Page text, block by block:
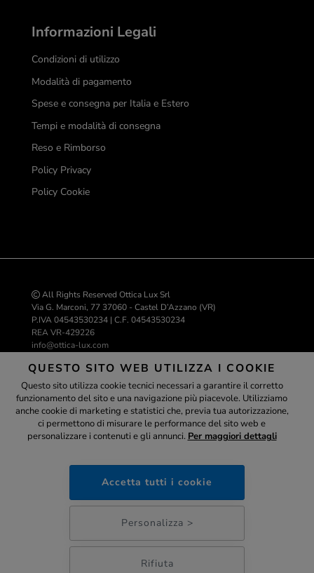
Informazioni Legali
Condizioni di utilizzo
Modalità di pagamento
Spese e consegna per Italia e Estero
Tempi e modalità di consegna
Reso e Rimborso
Policy Privacy
Policy Cookie
All Rights Reserved Ottica Lux Srl
Via G. Marconi, 77 37060 - Castel D’Azzano (VR)
P.IVA 04543530234 | C.F. 04543530234
REA VR-429226
info@ottica-lux.com
Realizzazione e-commerce Colombo 3000
Assistente
ottica-lux.it
QUESTO SITO WEB UTILIZZA I COOKIE
Questo sito utilizza cookie tecnici necessari a garantire il corretto
funzionamento del sito e una navigazione più piacevole. Utilizziamo
anche cookie di marketing e statistici che, previa tua autorizzazione,
ci permettono di misurare le performance del sito web e
personalizzare i contenuti e gli annunci. Per maggiori dettagli
Accetta tutti i cookie
Rifiuta
Personalizza >